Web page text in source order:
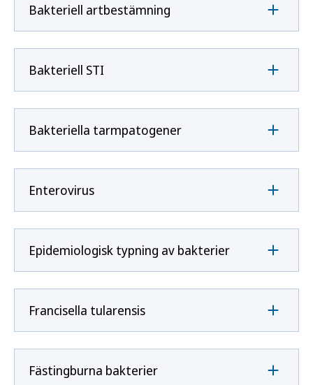
Bakteriell artbestämning
Bakteriell STI
Bakteriella tarmpatogener
Enterovirus
Epidemiologisk typning av bakterier
Francisella tularensis
Fästingburna bakterier